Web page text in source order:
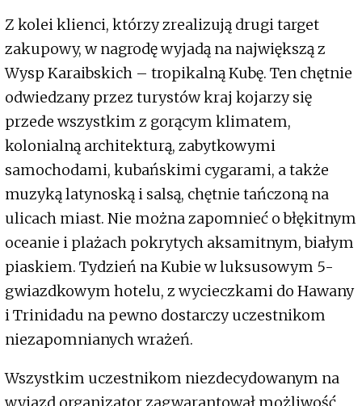
Z kolei klienci, którzy zrealizują drugi target
zakupowy, w nagrodę wyjadą na największą z
Wysp Karaibskich – tropikalną Kubę. Ten chętnie
odwiedzany przez turystów kraj kojarzy się
przede wszystkim z gorącym klimatem,
kolonialną architekturą, zabytkowymi
samochodami, kubańskimi cygarami, a także
muzyką latynoską i salsą, chętnie tańczoną na
ulicach miast. Nie można zapomnieć o błękitnym
oceanie i plażach pokrytych aksamitnym, białym
piaskiem. Tydzień na Kubie w luksusowym 5-
gwiazdkowym hotelu, z wycieczkami do Hawany
i Trinidadu na pewno dostarczy uczestnikom
niezapomnianych wrażeń.
Wszystkim uczestnikom niezdecydowanym na